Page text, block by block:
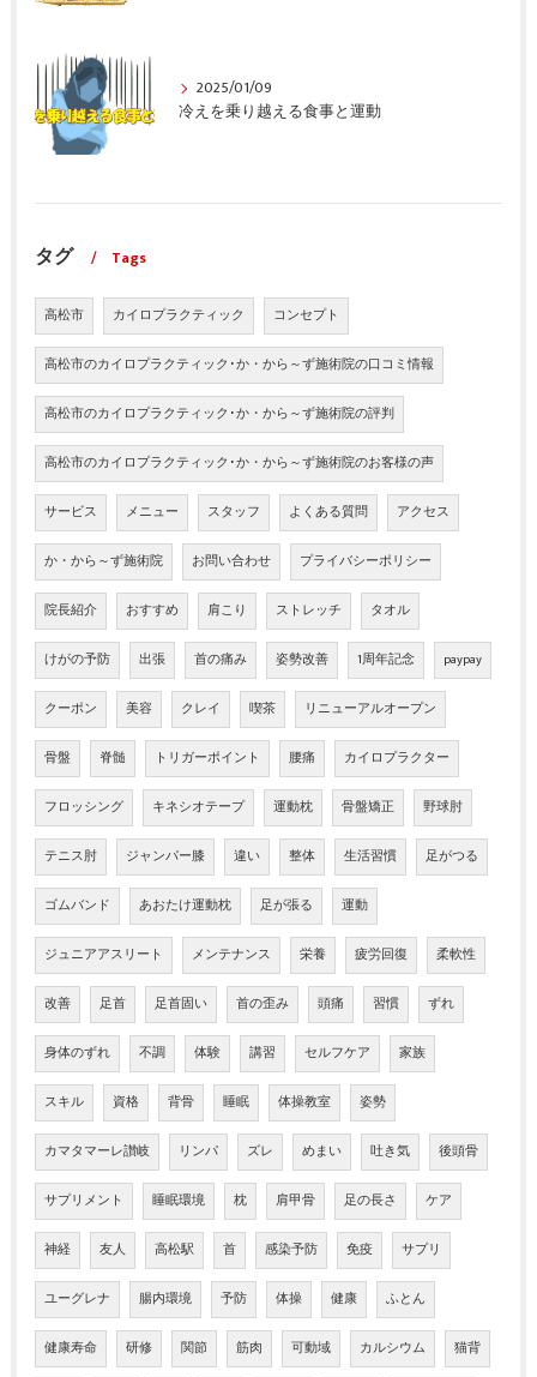
2025/01/09
冷えを乗り越える食事と運動
タグ Tags
高松市 カイロプラクティック コンセプト
高松市のカイロプラクティック･か・から～ず施術院の口コミ情報
高松市のカイロプラクティック･か・から～ず施術院の評判
高松市のカイロプラクティック･か・から～ず施術院のお客様の声
サービス メニュー スタッフ よくある質問 アクセス
か・から～ず施術院 お問い合わせ プライバシーポリシー
院長紹介 おすすめ 肩こり ストレッチ タオル
けがの予防 出張 首の痛み 姿勢改善 1周年記念 paypay
クーポン 美容 クレイ 喫茶 リニューアルオープン
骨盤 脊髄 トリガーポイント 腰痛 カイロプラクター
フロッシング キネシオテープ 運動枕 骨盤矯正 野球肘
テニス肘 ジャンパー膝 違い 整体 生活習慣 足がつる
ゴムバンド あおたけ運動枕 足が張る 運動
ジュニアアスリート メンテナンス 栄養 疲労回復 柔軟性
改善 足首 足首固い 首の歪み 頭痛 習慣 ずれ
身体のずれ 不調 体験 講習 セルフケア 家族
スキル 資格 背骨 睡眠 体操教室 姿勢
カマタマーレ讃岐 リンパ ズレ めまい 吐き気 後頭骨
サプリメント 睡眠環境 枕 肩甲骨 足の長さ ケア
神経 友人 高松駅 首 感染予防 免疫 サプリ
ユーグレナ 腸内環境 予防 体操 健康 ふとん
健康寿命 研修 関節 筋肉 可動域 カルシウム 猫背